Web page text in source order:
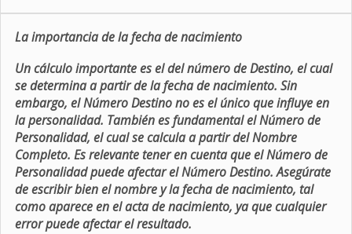
La importancia de la fecha de nacimiento
Un cálculo importante es el del número de Destino, el cual
se determina a partir de la fecha de nacimiento. Sin
embargo, el Número Destino no es el único que influye en
la personalidad. También es fundamental el Número de
Personalidad, el cual se calcula a partir del Nombre
Completo. Es relevante tener en cuenta que el Número de
Personalidad puede afectar el Número Destino. Asegúrate
de escribir bien el nombre y la fecha de nacimiento, tal
como aparece en el acta de nacimiento, ya que cualquier
error puede afectar el resultado.